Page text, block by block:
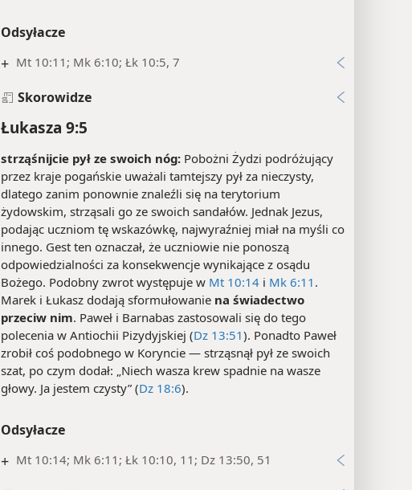
Odsyłacze
+ Mt 10:11; Mk 6:10; Łk 10:5, 7
Skorowidze
Łukasza 9:5
strząśnijcie pył ze swoich nóg: Pobożni Żydzi podróżujący
przez kraje pogańskie uważali tamtejszy pył za nieczysty,
dlatego zanim ponownie znaleźli się na terytorium
żydowskim, strząsali go ze swoich sandałów. Jednak Jezus,
podając uczniom tę wskazówkę, najwyraźniej miał na myśli co
innego. Gest ten oznaczał, że uczniowie nie ponoszą
odpowiedzialności za konsekwencje wynikające z osądu
Bożego. Podobny zwrot występuje w Mt 10:14 i Mk 6:11 .
Marek i Łukasz dodają sformułowanie na świadectwo
przeciw nim. Paweł i Barnabas zastosowali się do tego
polecenia w Antiochii Pizydyjskiej (Dz 13:51). Ponadto Paweł
zrobił coś podobnego w Koryncie — strząsnął pył ze swoich
szat, po czym dodał: „Niech wasza krew spadnie na wasze
głowy. Ja jestem czysty” (Dz 18:6).
Odsyłacze
+ Mt 10:14; Mk 6:11; Łk 10:10, 11; Dz 13:50, 51